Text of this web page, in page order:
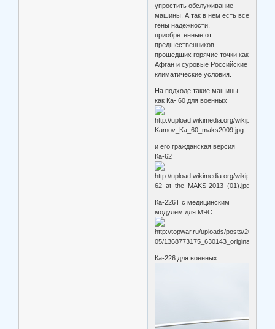
упростить обслуживание
машины. А так в нем есть все
гены надежности,
приобретенные от
предшественников
прошедших горячие точки как
Афган и суровые Российские
климатические условия.
На подходе такие машины
как Ка- 60 для военных
и его гражданская версия
Ка-62
Ка-226Т c медицинским
модулем для МЧС
Ка-226 для военных.